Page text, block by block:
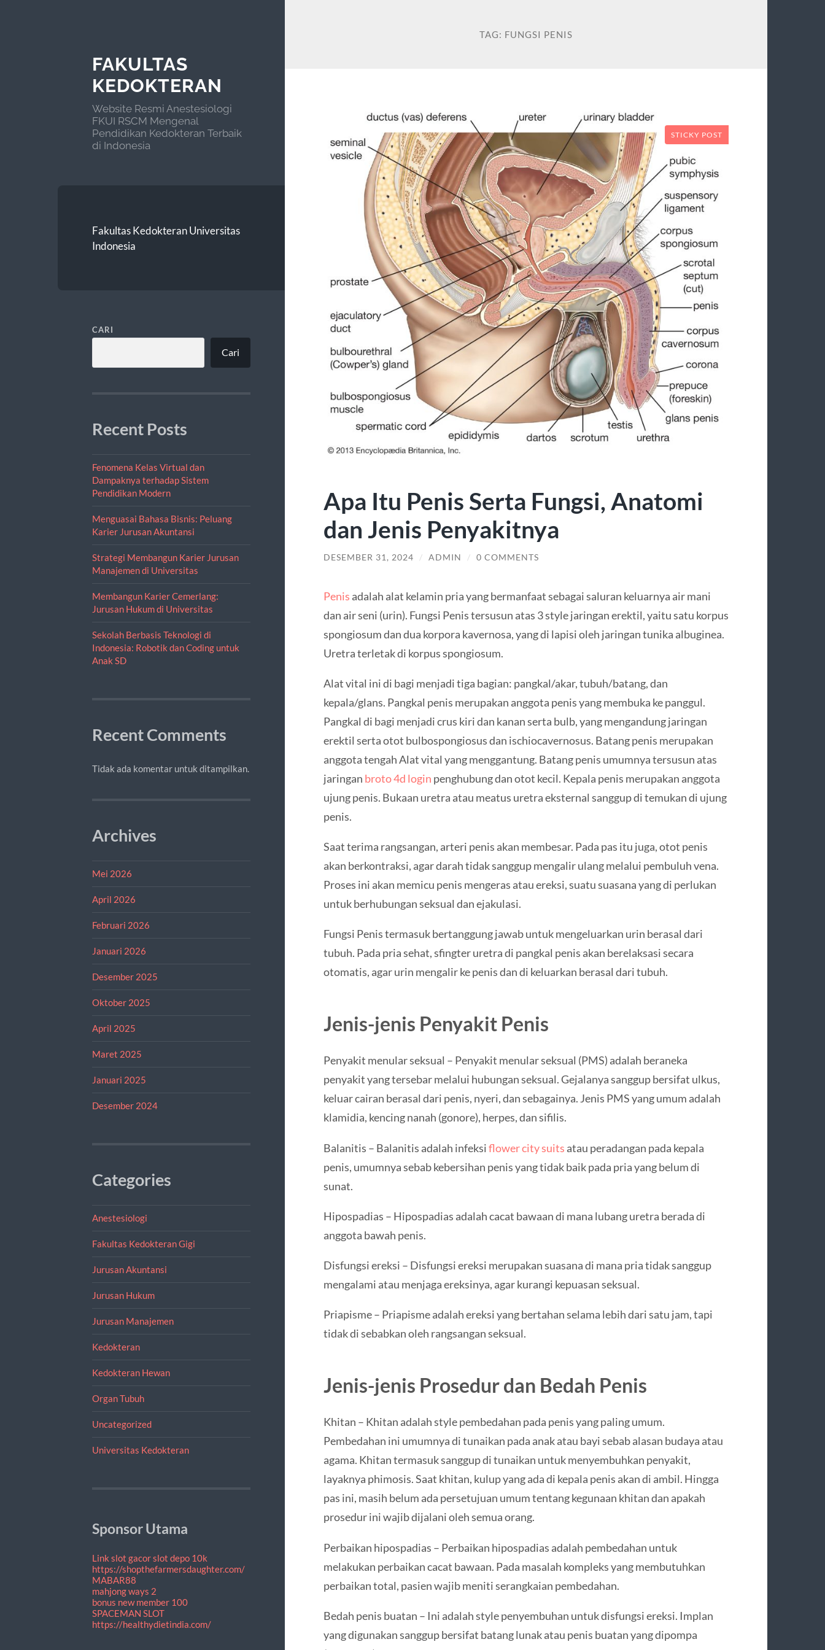
FAKULTAS
KEDOKTERAN
Website Resmi Anestesiologi
FKUI RSCM Mengenal
Pendidikan Kedokteran Terbaik
di Indonesia
Fakultas Kedokteran Universitas
Indonesia
CARI
Cari
Recent Posts
Fenomena Kelas Virtual dan
Dampaknya terhadap Sistem
Pendidikan Modern
Menguasai Bahasa Bisnis: Peluang
Karier Jurusan Akuntansi
Strategi Membangun Karier Jurusan
Manajemen di Universitas
Membangun Karier Cemerlang:
Jurusan Hukum di Universitas
Sekolah Berbasis Teknologi di
Indonesia: Robotik dan Coding untuk
Anak SD
Recent Comments
Tidak ada komentar untuk ditampilkan.
Archives
Mei 2026
April 2026
Februari 2026
Januari 2026
Desember 2025
Oktober 2025
April 2025
Maret 2025
Januari 2025
Desember 2024
Categories
Anestesiologi
Fakultas Kedokteran Gigi
Jurusan Akuntansi
Jurusan Hukum
Jurusan Manajemen
Kedokteran
Kedokteran Hewan
Organ Tubuh
Uncategorized
Universitas Kedokteran
Sponsor Utama
Link slot gacorslot depo 10k
https://shopthefarmersdaughter.com/
MABAR88
mahjong ways 2
bonus new member 100
SPACEMAN SLOT
https://healthydietindia.com/
TAG: FUNGSI PENIS
STICKY POST
Apa Itu Penis Serta Fungsi, Anatomi
dan Jenis Penyakitnya
DESEMBER 31, 2024 / ADMIN / 0 COMMENTS
Penis adalah alat kelamin pria yang bermanfaat sebagai saluran keluarnya air mani
dan air seni (urin). Fungsi Penis tersusun atas 3 style jaringan erektil, yaitu satu korpus
spongiosum dan dua korpora kavernosa, yang di lapisi oleh jaringan tunika albuginea.
Uretra terletak di korpus spongiosum.
Alat vital ini di bagi menjadi tiga bagian: pangkal/akar, tubuh/batang, dan
kepala/glans. Pangkal penis merupakan anggota penis yang membuka ke panggul.
Pangkal di bagi menjadi crus kiri dan kanan serta bulb, yang mengandung jaringan
erektil serta otot bulbospongiosus dan ischiocavernosus. Batang penis merupakan
anggota tengah Alat vital yang menggantung. Batang penis umumnya tersusun atas
jaringan broto 4d login penghubung dan otot kecil. Kepala penis merupakan anggota
ujung penis. Bukaan uretra atau meatus uretra eksternal sanggup di temukan di ujung
penis.
Saat terima rangsangan, arteri penis akan membesar. Pada pas itu juga, otot penis
akan berkontraksi, agar darah tidak sanggup mengalir ulang melalui pembuluh vena.
Proses ini akan memicu penis mengeras atau ereksi, suatu suasana yang di perlukan
untuk berhubungan seksual dan ejakulasi.
Fungsi Penis termasuk bertanggung jawab untuk mengeluarkan urin berasal dari
tubuh. Pada pria sehat, sfingter uretra di pangkal penis akan berelaksasi secara
otomatis, agar urin mengalir ke penis dan di keluarkan berasal dari tubuh.
Jenis-jenis Penyakit Penis
Penyakit menular seksual – Penyakit menular seksual (PMS) adalah beraneka
penyakit yang tersebar melalui hubungan seksual. Gejalanya sanggup bersifat ulkus,
keluar cairan berasal dari penis, nyeri, dan sebagainya. Jenis PMS yang umum adalah
klamidia, kencing nanah (gonore), herpes, dan sifilis.
Balanitis – Balanitis adalah infeksiflower city suits atau peradangan pada kepala
penis, umumnya sebab kebersihan penis yang tidak baik pada pria yang belum di
sunat.
Hipospadias – Hipospadias adalah cacat bawaan di mana lubang uretra berada di
anggota bawah penis.
Disfungsi ereksi – Disfungsi ereksi merupakan suasana di mana pria tidak sanggup
mengalami atau menjaga ereksinya, agar kurangi kepuasan seksual.
Priapisme – Priapisme adalah ereksi yang bertahan selama lebih dari satu jam, tapi
tidak di sebabkan oleh rangsangan seksual.
Jenis-jenis Prosedur dan Bedah Penis
Khitan – Khitan adalah style pembedahan pada penis yang paling umum.
Pembedahan ini umumnya di tunaikan pada anak atau bayi sebab alasan budaya atau
agama. Khitan termasuk sanggup di tunaikan untuk menyembuhkan penyakit,
layaknya phimosis. Saat khitan, kulup yang ada di kepala penis akan di ambil. Hingga
pas ini, masih belum ada persetujuan umum tentang kegunaan khitan dan apakah
prosedur ini wajib dijalani oleh semua orang.
Perbaikan hipospadias – Perbaikan hipospadias adalah pembedahan untuk
melakukan perbaikan cacat bawaan. Pada masalah kompleks yang membutuhkan
perbaikan total, pasien wajib meniti serangkaian pembedahan.
Bedah penis buatan – Ini adalah style penyembuhan untuk disfungsi ereksi. Implan
yang digunakan sanggup bersifat batang lunak atau penis buatan yang dipompa